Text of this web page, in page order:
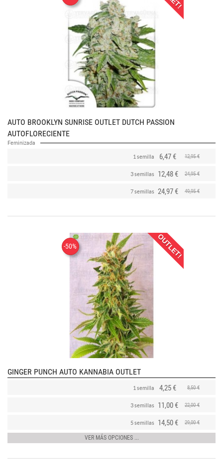
AUTO BROOKLYN SUNRISE OUTLET DUTCH PASSION
AUTOFLORECIENTE
Feminizada
1 semilla 6,47 € 12,95 €
3 semillas 12,48 € 24,95 €
7 semillas 24,97 € 49,95 €
-50% OUTLET!
GINGER PUNCH AUTO KANNABIA OUTLET
1 semilla 4,25 € 8,50 €
3 semillas 11,00 € 22,00 €
5 semillas 14,50 € 29,00 €
VER MÁS OPCIONES ...